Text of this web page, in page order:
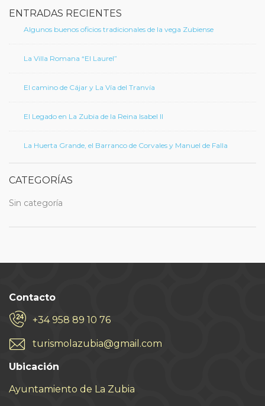
ENTRADAS RECIENTES
Algunos buenos oficios tradicionales de la vega Zubiense
La Villa Romana “El Laurel”
El camino de Cájar y La Vía del Tranvía
El Legado en La Zubia de la Reina Isabel II
La Huerta Grande, el Barranco de Corvales y Manuel de Falla
CATEGORÍAS
Sin categoría
Contacto
+34 958 89 10 76
turismolazubia@gmail.com
Ubicación
Ayuntamiento de La Zubia